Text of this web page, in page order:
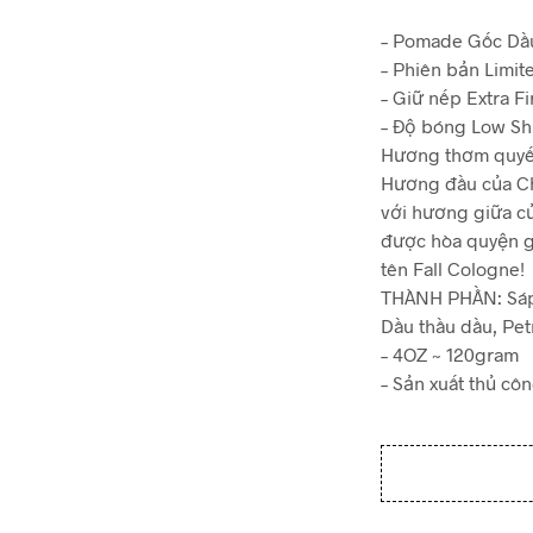
– Pomade Gốc
– Phiên bản
– Giữ nếp Extra
– Độ bóng Low
Hương thơm
Hương đầu của
với hương giữa
được hòa quyện
tên Fall Cologne!
THÀNH PHẦN:
Dầu thầu dầu,
– 4OZ ~ 120gram
– Sản xuất thủ